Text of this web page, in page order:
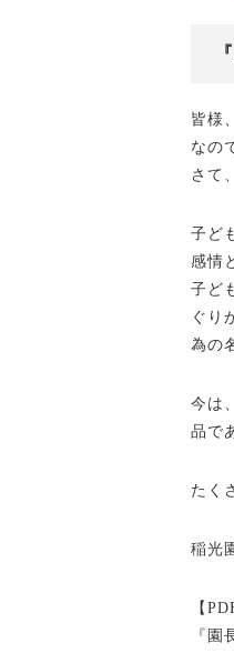
皆様
なの
さて
子ど
感情
子ど
ぐり
為の
今は
品で
たく
稲光
【
『